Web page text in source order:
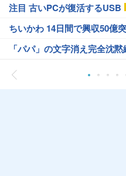
注目 古いPCが復活するUSB
ちいかわ 14日間で興収50億
「パパ」の文字消え完全沈黙